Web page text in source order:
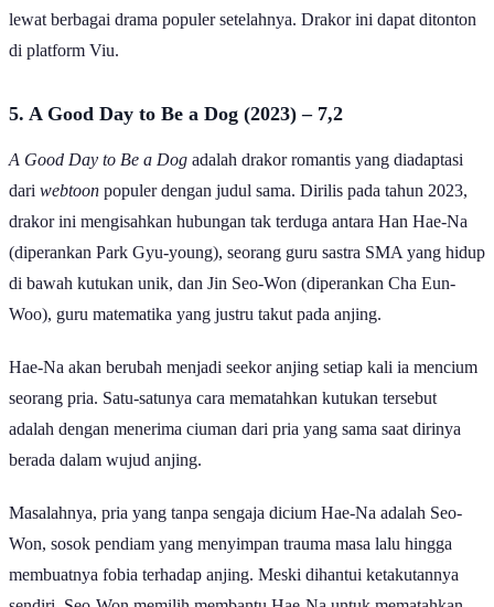
lewat berbagai drama populer setelahnya. Drakor ini dapat ditonton
di platform Viu.
5. A Good Day to Be a Dog (2023) – 7,2
A Good Day to Be a Dog adalah drakor romantis yang diadaptasi
dari webtoon populer dengan judul sama. Dirilis pada tahun 2023,
drakor ini mengisahkan hubungan tak terduga antara Han Hae-Na
(diperankan Park Gyu-young), seorang guru sastra SMA yang hidup
di bawah kutukan unik, dan Jin Seo-Won (diperankan Cha Eun-
Woo), guru matematika yang justru takut pada anjing.
Hae-Na akan berubah menjadi seekor anjing setiap kali ia mencium
seorang pria. Satu-satunya cara mematahkan kutukan tersebut
adalah dengan menerima ciuman dari pria yang sama saat dirinya
berada dalam wujud anjing.
Masalahnya, pria yang tanpa sengaja dicium Hae-Na adalah Seo-
Won, sosok pendiam yang menyimpan trauma masa lalu hingga
membuatnya fobia terhadap anjing. Meski dihantui ketakutannya